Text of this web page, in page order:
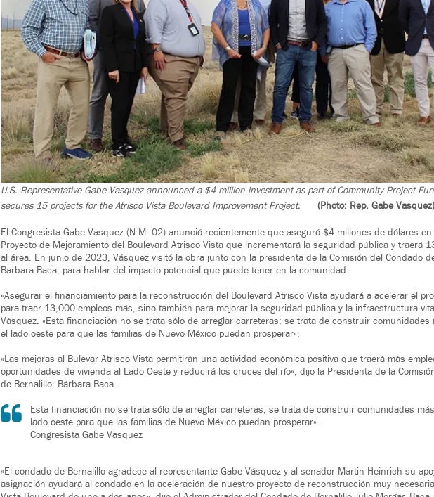
U.S. Representative Gabe Vasquez announced a $4 million investment as part of Community Project
secures 15 projects for the Atrisco Vista Boulevard Improvement Project.
(Photo: Rep. Gabe Vasquez)
El Congresista Gabe Vasquez (N.M.-02) anunció recientemente que aseguró $4 millones de dólares
Proyecto de Mejoramiento del Boulevard Atrisco Vista que incrementará la seguridad pública y traerá
al área. En junio de 2023, Vásquez visitó la obra junto con la presidenta de la Comisión del Condado
Barbara Baca, para hablar del impacto potencial que puede tener en la comunidad.
«Asegurar el financiamiento para la reconstrucción del Boulevard Atrisco Vista ayudará a acelerar el
para traer 13,000 empleos más, sino también para mejorar la seguridad pública y la infraestructura
Vásquez. «Esta financiación no se trata sólo de arreglar carreteras; se trata de construir comunidades
el lado oeste para que las familias de Nuevo México puedan prosperar».
«Las mejoras al Bulevar Atrisco Vista permitirán una actividad económica positiva que traerá más
oportunidades de vivienda al Lado Oeste y reducirá los cruces del río», dijo la Presidenta de la
de Bernalillo, Bárbara Baca.
Esta financiación no se trata sólo de arreglar carreteras; se trata de construir comunidades
lado oeste para que las familias de Nuevo México puedan prosperar».
Congresista Gabe Vasquez
«El condado de Bernalillo agradece al representante Gabe Vásquez y al senador Martin Heinrich su
asignación ayudará al condado en la aceleración de nuestro proyecto de reconstrucción muy